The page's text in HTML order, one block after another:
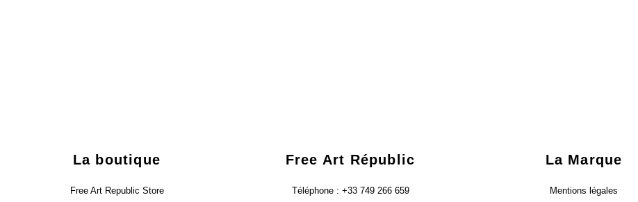
La boutique
Free Art Republic Store
Free Art Républic
Téléphone : +33 749 266 659
La Marque
Mentions légales